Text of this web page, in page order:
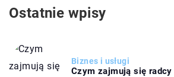
Ostatnie wpisy
Biznes i usługi
Czym zajmują się radcy